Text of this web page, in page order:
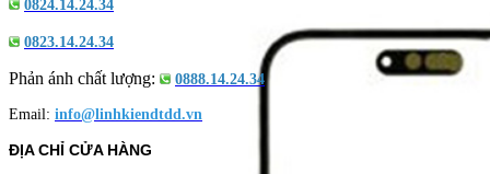
0824.14.24.34
0823.14.24.34
Phản ánh chất lượng: 0888.14.24.34
Email: info@linhkiendtdd.vn
ĐỊA CHỈ CỬA HÀNG